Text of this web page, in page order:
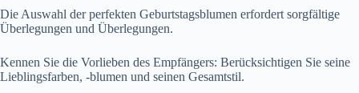
Die Auswahl der perfekten Geburtstagsblumen erfordert sorgfältige
Überlegungen und Überlegungen.
Kennen Sie die Vorlieben des Empfängers: Berücksichtigen Sie seine
Lieblingsfarben, -blumen und seinen Gesamtstil.